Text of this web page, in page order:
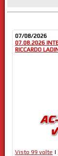
07/08/2026
07.08.2026
RICCARDO
Visto 99 volte |